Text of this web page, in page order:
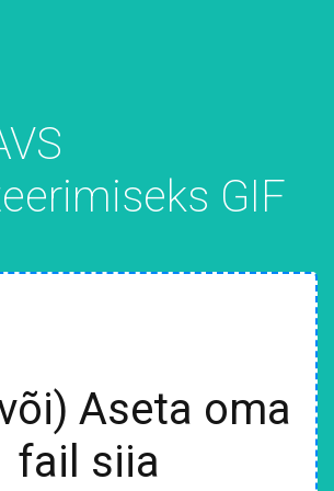
GIF
Aseta oma
fail siia